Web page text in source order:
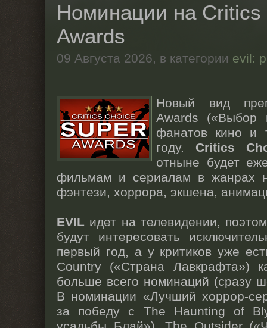
Номинации на Critics
Awards
09 Августа 2026, в категории evil:
Новый вид
Awards («Выбор
фанатов кино и
году. Critics
отныне будет
фильмам и сериалам в жанрах
фэнтези, хоррора, экшена,
EVIL идет на телевидении,
будут интересовать
первый год, а у критиков уже
Country («Страна Лавкрафта»)
больше всего номинаций (сразу
В номинации «Лучший хоррор-
за победу с The Haunting of